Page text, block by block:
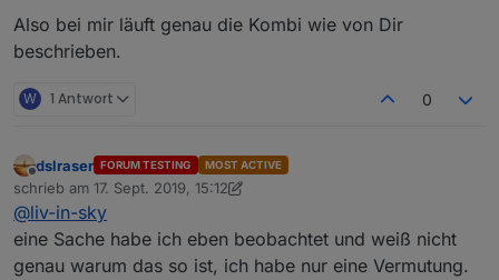
Also bei mir läuft genau die Kombi wie von Dir
beschrieben.
W 1 Antwort 0
Offline
dslraser FORUM TESTING MOST ACTIVE
schrieb am 17. Sept. 2019, 15:12
zuletzt editiert von dslraser
@liv-in-sky
eine Sache habe ich eben beobachtet und weiß nicht
genau warum das so ist, ich habe nur eine Vermutung.